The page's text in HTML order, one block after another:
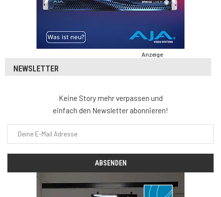
Anzeige
NEWSLETTER
Keine Story mehr verpassen und
einfach den Newsletter abonnieren!